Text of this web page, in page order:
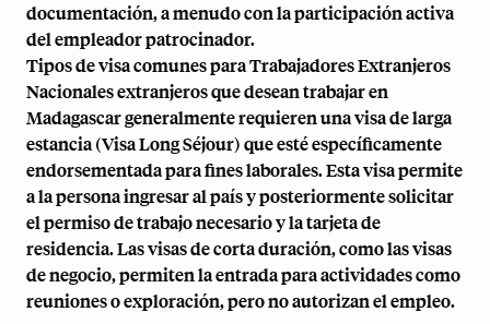
documentación, a menudo con la participación activa
del empleador patrocinador.
Tipos de visa comunes para Trabajadores Extranjeros
Nacionales extranjeros que desean trabajar en
Madagascar generalmente requieren una visa de larga
estancia (Visa Long Séjour) que esté específicamente
endorsementada para fines laborales. Esta visa permite
a la persona ingresar al país y posteriormente solicitar
el permiso de trabajo necesario y la tarjeta de
residencia. Las visas de corta duración, como las visas
de negocio, permiten la entrada para actividades como
reuniones o exploración, pero no autorizan el empleo.